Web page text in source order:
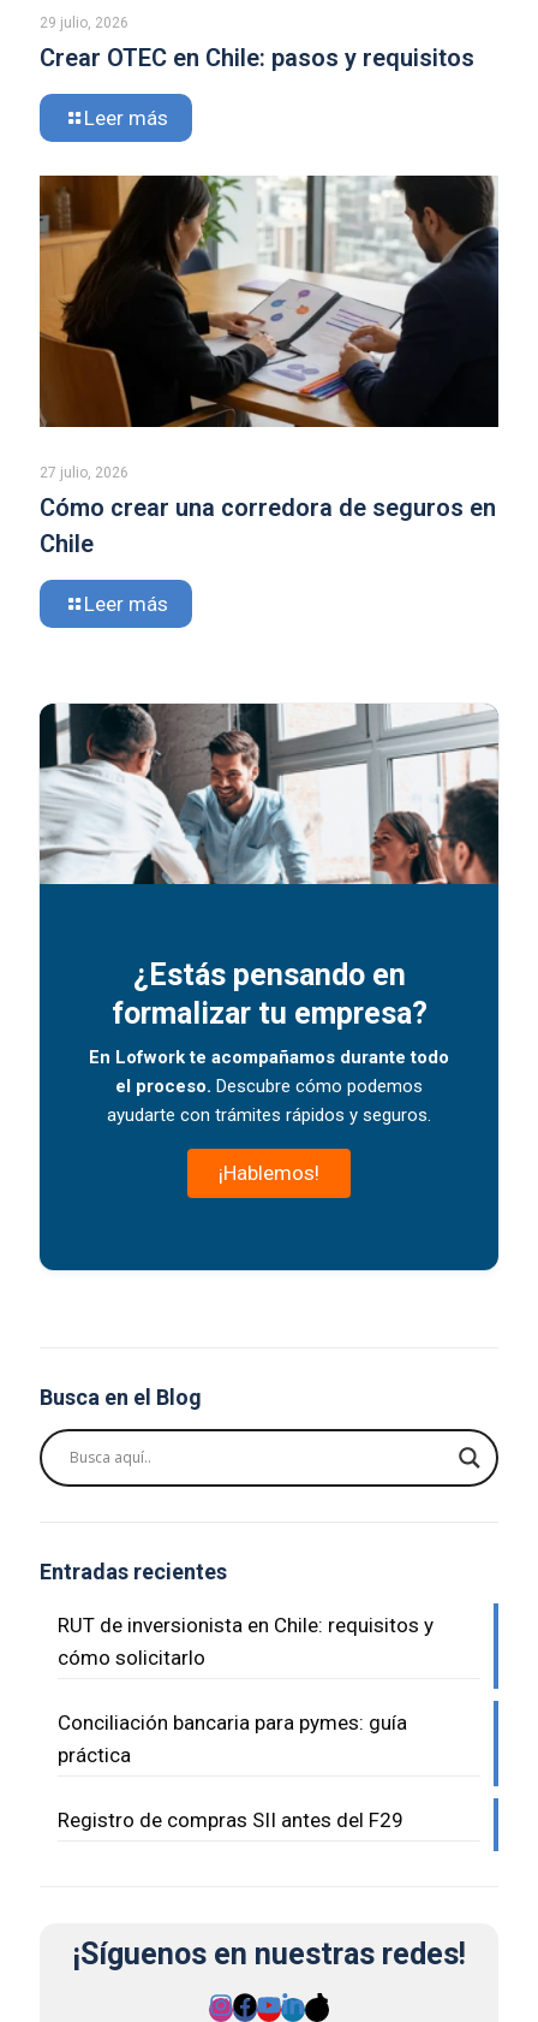
29 julio, 2026
Crear OTEC en Chile: pasos y requisitos
Leer más
27 julio, 2026
Cómo crear una corredora de seguros en
Chile
Leer más
¿Estás pensando en
formalizar tu empresa?
En Lofwork te acompañamos durante todo
el proceso. Descubre cómo podemos
ayudarte con trámites rápidos y seguros.
¡Hablemos!
Busca en el Blog
Entradas recientes
RUT de inversionista en Chile: requisitos y
cómo solicitarlo
Conciliación bancaria para pymes: guía
práctica
Registro de compras SII antes del F29
¡Síguenos en nuestras redes!